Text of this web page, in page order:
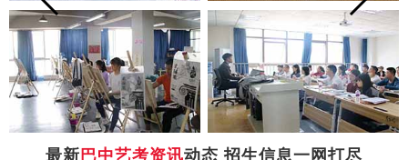
最新巴中艺考资讯动态 招生信息一网打尽